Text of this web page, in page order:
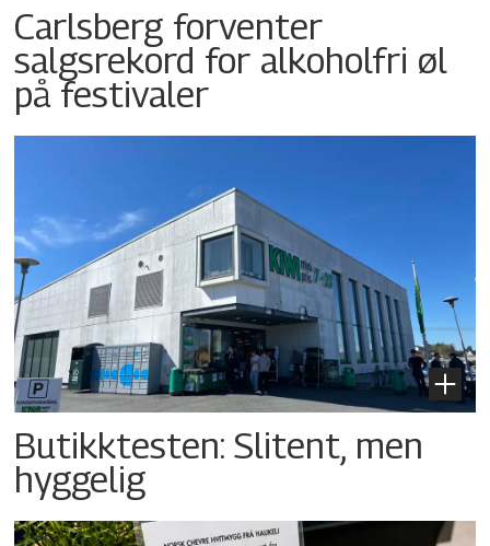
Carlsberg forventer
salgsrekord for alkoholfri øl
på festivaler
Butikktesten: Slitent, men
hyggelig